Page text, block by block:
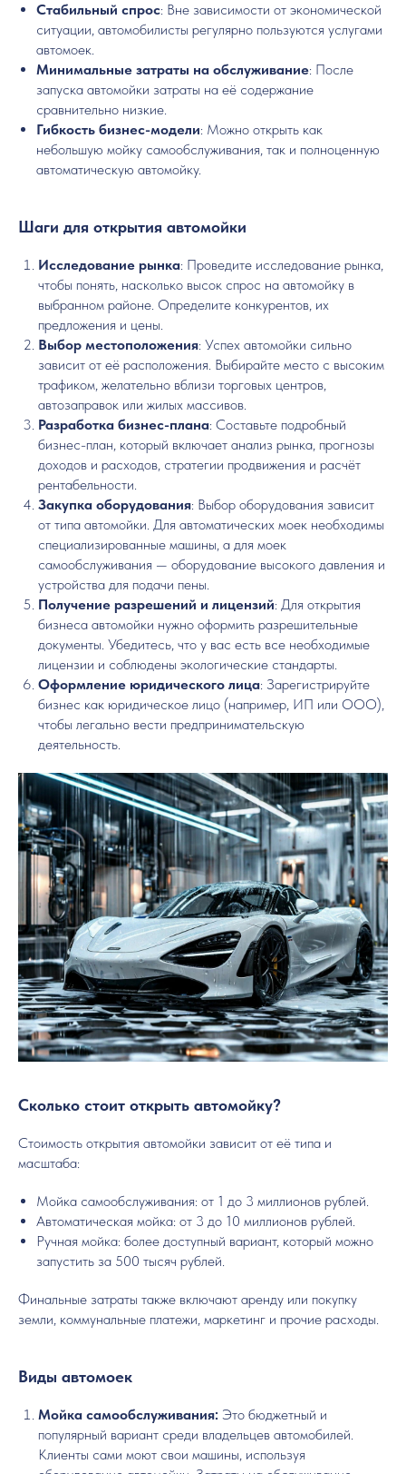
Стабильный спрос: Вне зависимости от экономической
ситуации, автомобилисты регулярно пользуются услугами
автомоек.
Минимальные затраты на обслуживание: После
запуска автомойки затраты на её содержание
сравнительно низкие.
Гибкость бизнес-модели: Можно открыть как
небольшую мойку самообслуживания, так и полноценную
автоматическую автомойку.
Шаги для открытия автомойки
Исследование рынка: Проведите исследование рынка,
чтобы понять, насколько высок спрос на автомойку в
выбранном районе. Определите конкурентов, их
предложения и цены.
Выбор местоположения: Успех автомойки сильно
зависит от её расположения. Выбирайте место с высоким
трафиком, желательно вблизи торговых центров,
автозаправок или жилых массивов.
Разработка бизнес-плана: Составьте подробный
бизнес-план, который включает анализ рынка, прогнозы
доходов и расходов, стратегии продвижения и расчёт
рентабельности.
Закупка оборудования: Выбор оборудования зависит
от типа автомойки. Для автоматических моек необходимы
специализированные машины, а для моек
самообслуживания — оборудование высокого давления и
устройства для подачи пены.
Получение разрешений и лицензий: Для открытия
бизнеса автомойки нужно оформить разрешительные
документы. Убедитесь, что у вас есть все необходимые
лицензии и соблюдены экологические стандарты.
Оформление юридического лица: Зарегистрируйте
бизнес как юридическое лицо (например, ИП или ООО),
чтобы легально вести предпринимательскую
деятельность.
Сколько стоит открыть автомойку?
Стоимость открытия автомойки зависит от её типа и
масштаба:
Мойка самообслуживания: от 1 до 3 миллионов рублей.
Автоматическая мойка: от 3 до 10 миллионов рублей.
Ручная мойка: более доступный вариант, который можно
запустить за 500 тысяч рублей.
Финальные затраты также включают аренду или покупку
земли, коммунальные платежи, маркетинг и прочие расходы.
Виды автомоек
Мойка самообслуживания: Это бюджетный и
популярный вариант среди владельцев автомобилей.
Клиенты сами моют свои машины, используя